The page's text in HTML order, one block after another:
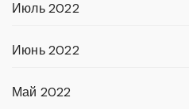
Июль 2022
Июнь 2022
Май 2022